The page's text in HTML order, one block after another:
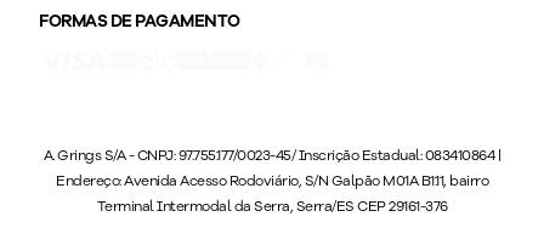
FORMAS DE PAGAMENTO
A. Grings S/A - CNPJ: 97.755.177/0023-45/ Inscrição Estadual: 083410864 |
Endereço: Avenida Acesso Rodoviário, S/N Galpão M01A B1.11, bairro
Terminal Intermodal da Serra, Serra/ES CEP 29161-376